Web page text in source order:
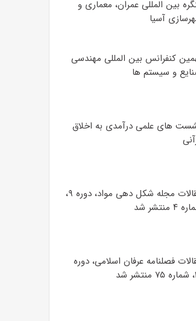
بین المللی عمران، معماری و
آسیا
کنفرانس بین المللی مهندسی
و سیستم­ ها
های علمی درآمدی به اخلاق
مقالات مجله شکل دهی مواد، دوره ۹،
۴ منتشر شد
فصلنامه عرفان اسلامی، دوره
شد